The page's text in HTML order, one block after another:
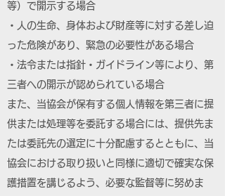
等）で開示する場合
・人の生命、身体および財産等に対する差し迫
った危険があり、緊急の必要性がある場合
・法令または指針・ガイドライン等により、第
三者への開示が認められている場合
また、当協会が保有する個人情報を第三者に提
供または処理等を委託する場合には、提供先ま
たは委託先の選定に十分配慮するとともに、当
協会における取り扱いと同様に適切で確実な保
護措置を講じるよう、必要な監督等に努めま